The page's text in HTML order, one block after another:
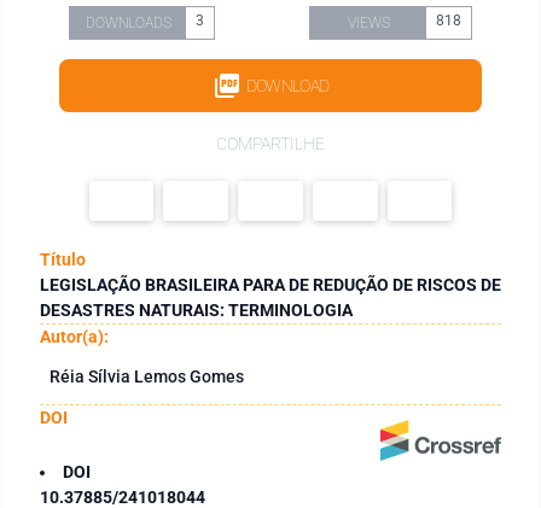
DOWNLOADS 3 VIEWS 818
DOWNLOAD
COMPARTILHE
Título
LEGISLAÇÃO BRASILEIRA PARA DE REDUÇÃO DE RISCOS DE
DESASTRES NATURAIS: TERMINOLOGIA
Autor(a):
Réia Sílvia Lemos Gomes
DOI
DOI
10.37885/241018044